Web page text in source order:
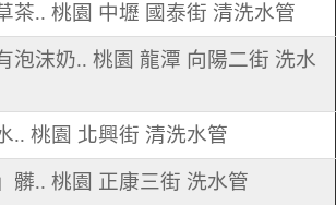
茶.. 桃園 中壢 國泰街 清洗水管
泡沫奶.. 桃園 龍潭 向陽二街 洗水
.. 桃園 北興街 清洗水管
髒.. 桃園 正康三街 洗水管